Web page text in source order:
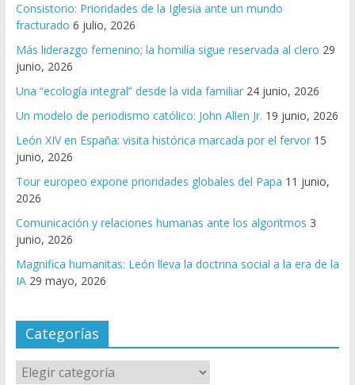
Consistorio: Prioridades de la Iglesia ante un mundo
fracturado 6 julio, 2026
Más liderazgo femenino; la homilía sigue reservada al clero 29
junio, 2026
Una “ecología integral” desde la vida familiar 24 junio, 2026
Un modelo de periodismo católico: John Allen Jr. 19 junio, 2026
León XIV en España: visita histórica marcada por el fervor 15
junio, 2026
Tour europeo expone prioridades globales del Papa 11 junio,
2026
Comunicación y relaciones humanas ante los algoritmos 3
junio, 2026
Magnifica humanitas: León lleva la doctrina social a la era de la
IA 29 mayo, 2026
Categorías